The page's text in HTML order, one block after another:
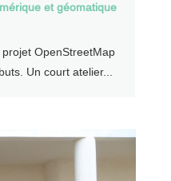
et géomatique
OpenStreetMap
Un court atelier...